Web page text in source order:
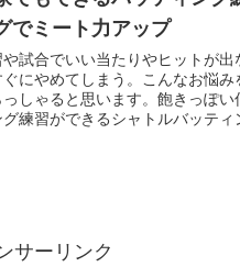
でミート力アップ
や試合でいい当たりやヒットが
ぐにやめてしまう。こんなお悩
っしゃると思います。飽きっぽ
グ練習ができるシャトルバッティ
サーリンク